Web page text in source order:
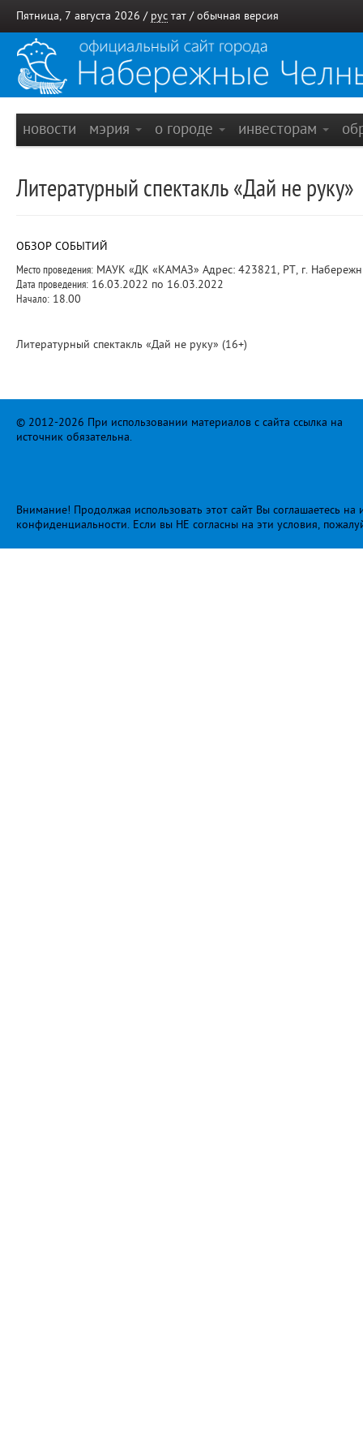
Пятница, 7 августа 2026 / рус тат / обычная версия
новости мэрия о городе инвесторам
Литературный спектакль «Дай не руку»
ОБЗОР СОБЫТИЙ
Место проведения: МАУК «ДК «КАМАЗ» Адрес: 423821, РТ, г.
Дата проведения: 16.03.2022 по 16.03.2022
Начало: 18.00
Литературный спектакль «Дай не руку» (16+)
© 2012-2026 При использовании материалов с сайта ссылка на
источник обязательна.
Внимание! Продолжая использовать этот сайт Вы соглашаетесь
конфиденциальности. Если вы НЕ согласны на эти условия,